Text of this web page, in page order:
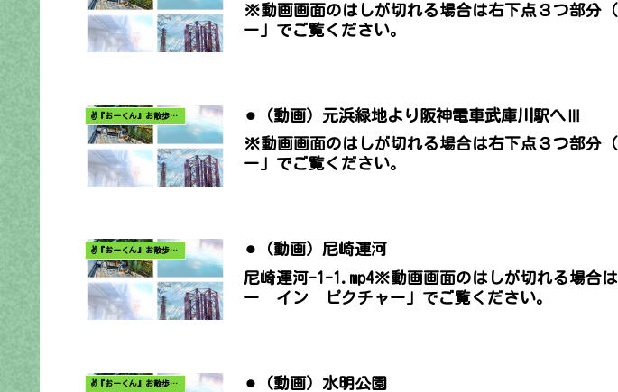
※動画画面のはしが切れる場合は右下点３つ部
ー」でご覧ください。
✌️『おーくん』お散歩日記〜どんな出会いがあるだろう〜 ⚫︎（動画）元浜緑地より阪神電車武庫川駅へⅢ
※動画画面のはしが切れる場合は右下点３つ部
ー」でご覧ください。
✌️『おーくん』お散歩日記〜どんな出会いがあるだろう〜 ⚫︎（動画）尼崎運河
尼崎運河-1-1.mp4※動画画面のはしが切れる場合
ー イン ピクチャー」でご覧ください。
✌️『おーくん』お散歩日記〜どんな出会いがあるだろう〜 ⚫︎（動画）水明公園